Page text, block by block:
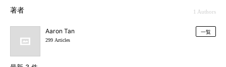
著者 1 Authors
Aaron Tan
299 Articles
一覧